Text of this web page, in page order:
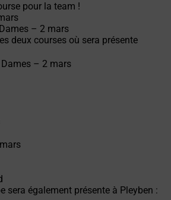
pour la team !
– 2 mars
deux courses où sera présente
– 2 mars
sera également présente à Pleyben :